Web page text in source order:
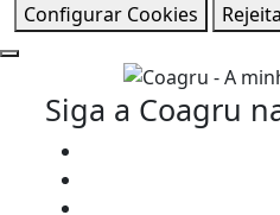
Configurar Cookies
Siga a Coagru